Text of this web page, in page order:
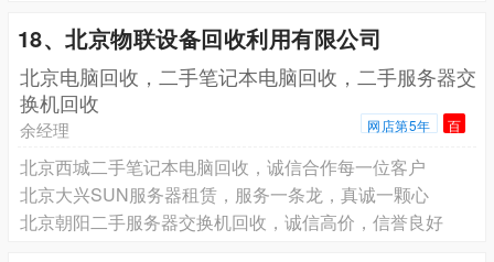
18、北京物联设备回收利用有限公司
北京电脑回收，二手笔记本电脑回收，二手服务器交
换机回收
余经理 网店第5年 百
北京西城二手笔记本电脑回收，诚信合作每一位客户
北京大兴SUN服务器租赁，服务一条龙，真诚一颗心
北京朝阳二手服务器交换机回收，诚信高价，信誉良好